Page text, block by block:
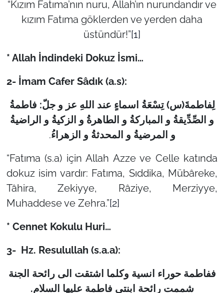
“Kızım Fatıma’nın nuru, Allah’ın nurundandır ve
kızım Fatıma göklerden ve yerden daha
üstündür!”[1]
* Allah İndindeki Dokuz İsmi…
2- İmam Cafer Sâdık (a.s):
لِفاطمةَ(س) تِسْعَةُ اسماءٍ عند اللهِ عز و جلّ: فاطمةُ‌
و الصِّدِّیقةُ و المبارکةُ و الطاهرةُ و الزکیةُ و الراضیةُ
و المرضیةُ‌ و المحدثةُ و الزهراءُ.
“Fatıma (s.a) için Allah Azze ve Celle katında
dokuz isim vardır: Fatıma, Sıddika, Mübâreke,
Tâhira, Zekiyye, Râziye, Merziyye,
Muhaddese ve Zehra.”[2]
* Cennet Kokulu Huri…
3- Hz. Resulullah (s.a.a):
ففاطمة حوراء انسیة وکلما اشتقت الی رائحة الجنة
شممت رائحة ابنتی فاطمة علیها السلام.